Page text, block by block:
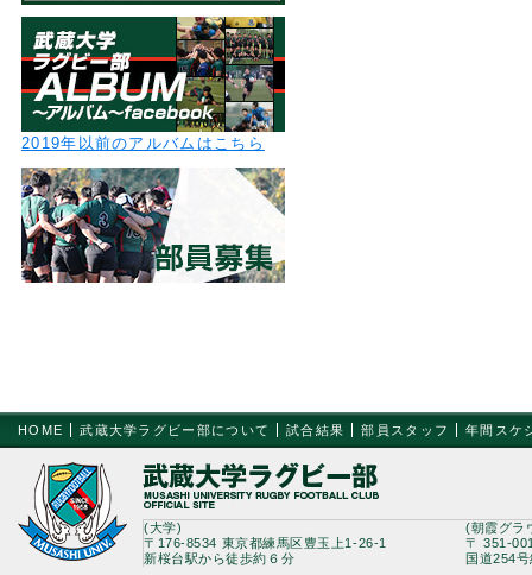
2019年以前のアルバムはこちら
HOME 武蔵大学ラグビー部について 試合結果 部員スタッフ 年間スケ
(大学)
〒176-8534 東京都練馬区豊玉上1-26-1
新桜台駅から徒歩約６分
(朝霞グラ
〒 351-
国道254